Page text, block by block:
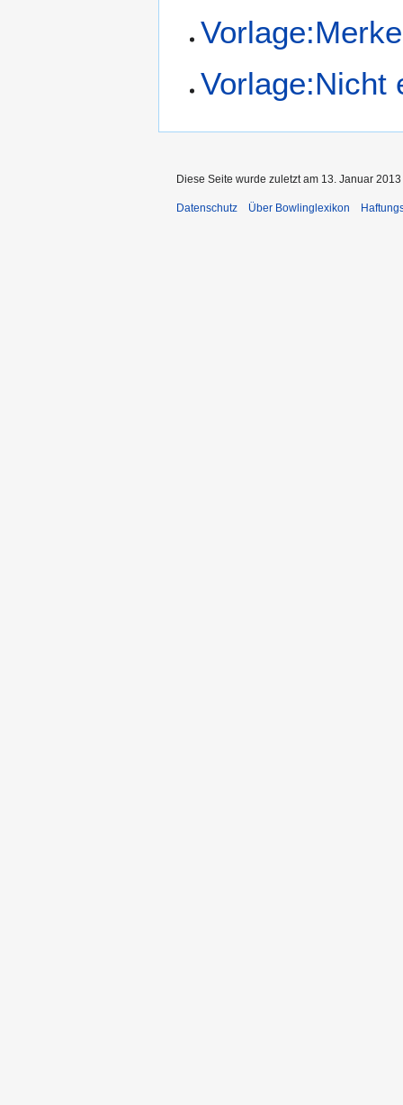
Vorlage:Merke
Vorlage:Nicht
Diese Seite wurde zuletzt am 13. Januar
Datenschutz Über Bowlinglexikon